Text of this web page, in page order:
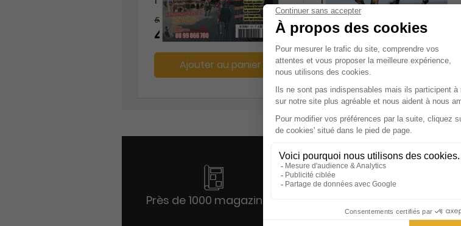
58,80 €
45,00 € -23%
Ajouter au panier
75,60 € -56%
Ajouter au panier
Près de 1000 magazines